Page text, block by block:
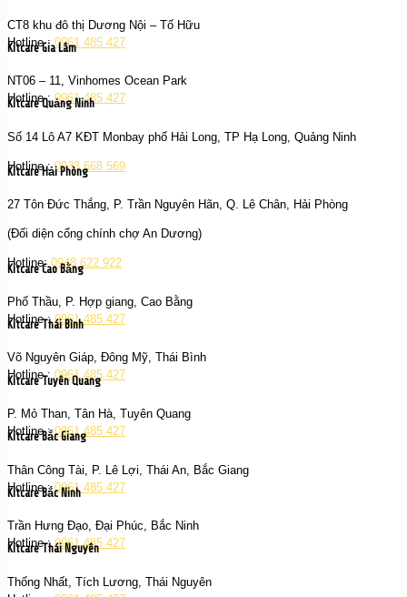
CT8 khu đô thị Dương Nội – Tố Hữu
Hotline :0961 485 427
Kitcare Gia Lâm
NT06 – 11, Vinhomes Ocean Park
Hotline :0961 485 427
Kitcare Quảng Ninh
Số 14 Lô A7 KĐT Monbay phố Hải Long, TP Hạ Long, Quảng Ninh
Hotline :0933 668 569
Kitcare Hải Phòng
27 Tôn Đức Thắng, P. Trần Nguyên Hãn, Q. Lê Chân, Hải Phòng
(Đối diện cổng chính chợ An Dương)
Hotline:0948 622 922
Kitcare Cao Bằng
Phố Thầu, P. Hợp giang, Cao Bằng
Hotline :0961 485 427
Kitcare Thái Bình
Võ Nguyên Giáp, Đông Mỹ, Thái Bình
Hotline :0961 485 427
Kitcare Tuyên Quang
P. Mỏ Than, Tân Hà, Tuyên Quang
Hotline :0961 485 427
Kitcare Bắc Giang
Thân Công Tài, P. Lê Lợi, Thái An, Bắc Giang
Hotline :0961 485 427
Kitcare Bắc Ninh
Trần Hưng Đạo, Đại Phúc, Bắc Ninh
Hotline :0961 485 427
Kitcare Thái Nguyên
Thống Nhất, Tích Lương, Thái Nguyên